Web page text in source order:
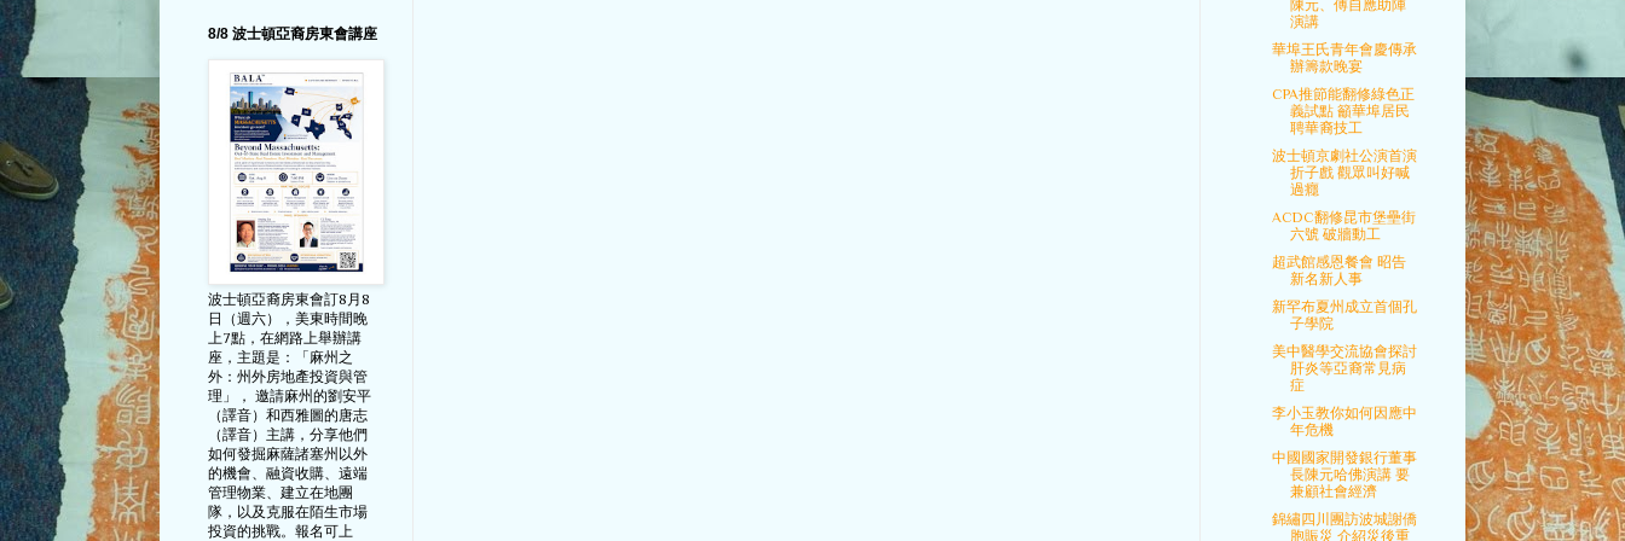
8/8 波士頓亞裔房東會講座
波士頓亞裔房東會訂8月8
日（週六），美東時間晚
上7點，在網路上舉辦講
座，主題是：「麻州之
外：州外房地產投資與管
理」， 邀請麻州的劉安平
（譯音）和西雅圖的唐志
（譯音）主講，分享他們
如何發掘麻薩諸塞州以外
的機會、融資收購、遠端
管理物業、建立在地團
隊，以及克服在陌生市場
投資的挑戰。報名可上
陳元、傅自應助陣
演講
華埠王氏青年會慶傳承
辦籌款晚宴
CPA推節能翻修綠色正
義試點 籲華埠居民
聘華裔技工
波士頓京劇社公演首演
折子戲 觀眾叫好喊
過癮
ACDC翻修昆市堡壘街
六號 破牆動工
超武館感恩餐會 昭告
新名新人事
新罕布夏州成立首個孔
子學院
美中醫學交流協會探討
肝炎等亞裔常見病
症
李小玉教你如何因應中
年危機
中國國家開發銀行董事
長陳元哈佛演講 要
兼顧社會經濟
錦繡四川團訪波城謝僑
胞賑災 介紹災後重